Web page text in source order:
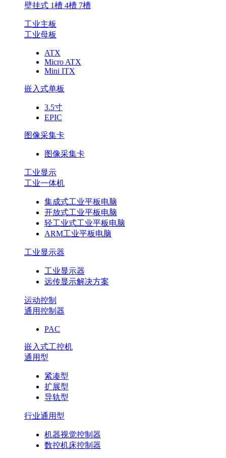
壁挂式 1槽 4槽 7槽
工业主板
工业母板
ATX
Micro ATX
Mini ITX
嵌入式单板
3.5寸
EPIC
图像采集卡
图像采集卡
工业显示
工业一体机
集成式工业平板电脑
开放式工业平板电脑
轻工业式工业平板电脑
ARM工业平板电脑
工业显示器
工业显示器
远传显示解决方案
运动控制
通用控制器
PAC
嵌入式工控机
通用型
紧凑型
扩展型
导轨型
行业通用型
机器视觉控制器
数控机床控制器